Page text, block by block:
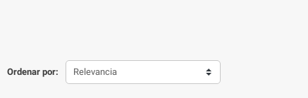
Ordenar por: Relevancia